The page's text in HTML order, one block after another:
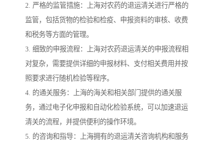
2. 严格的监管措施：上海对农药的退运清关进行严格的
监管，包括货物的检验和检疫、申报资料的审核、收费
和税务等方面的管理。
3. 细致的申报流程：上海对农药退运清关的申报流程相
对复杂，需要提供详细的申报材料、支付相关费用并按
照要求进行随机检验等程序。
4. 的通关服务：上海的海关和相关部门提供的通关服
务，通过电子化申报和自动化检验系统，可以加速退运
清关的流程，并提供便利的操作环境。
5. 的咨询和指导：上海拥有的退运清关咨询机构和服务